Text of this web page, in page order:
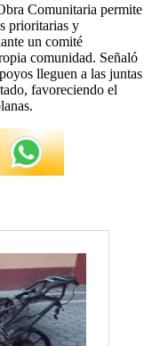
Comunitaria permite
prioritarias y
un comité
comunidad. Señaló
lleguen a las juntas
favoreciendo el